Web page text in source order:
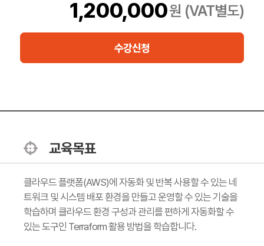
1,200,000원 (VAT별도)
수강신청
교육목표
클라우드 플랫폼(AWS)에 자동화 및 반복 사용할 수 있는 네
트워크 및 시스템 배포 환경을 만들고 운영할 수 있는 기술을
학습하며 클라우드 환경 구성과 관리를 편하게 자동화할 수
있는 도구인 Terraform 활용 방법을 학습합니다.